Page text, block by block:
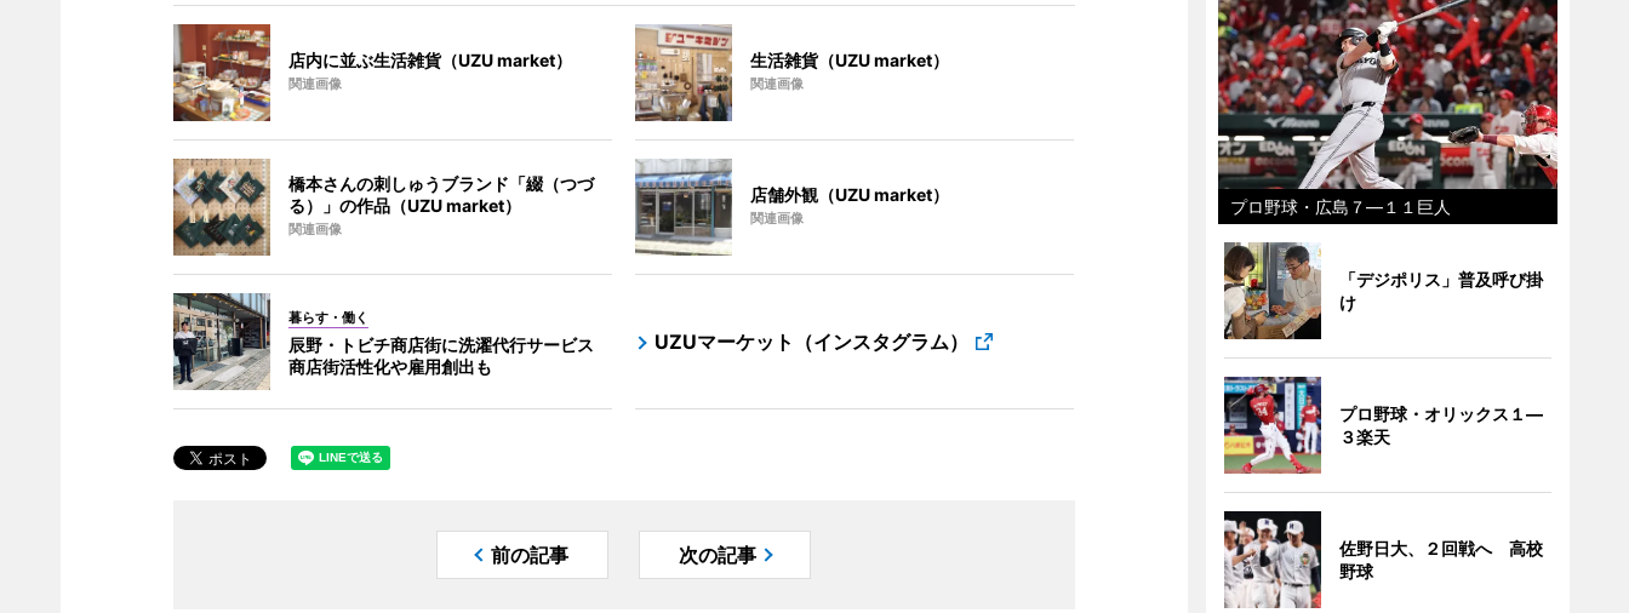
店内に並ぶ生活雑貨（UZU market）
関連画像
生活雑貨（UZU market）
関連画像
橋本さんの刺しゅうブランド「綴（つづ
る）」の作品（UZU market）
関連画像
店舗外観（UZU market）
関連画像
暮らす・働く
辰野・トビチ商店街に洗濯代行サービス
商店街活性化や雇用創出も
UZUマーケット（インスタグラム）
前の記事 次の記事
プロ野球・広島７―１１巨人
「デジポリス」普及呼び掛
け
プロ野球・オリックス１―
３楽天
佐野日大、２回戦へ 高校
野球